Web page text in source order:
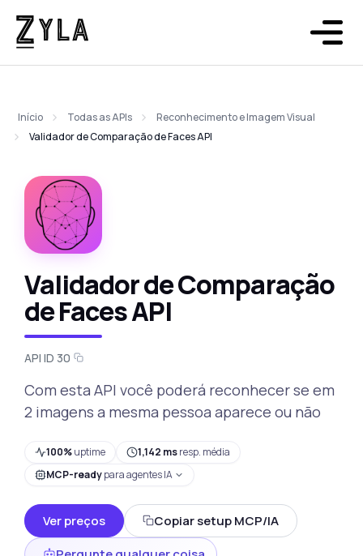
Início Todas as APIs
Reconhecimento e Imagem Visual
Validador de Comparação de Faces API
Validador de Comparação
de Faces API
API ID 30
Com esta API você poderá reconhecer se em
2 imagens a mesma pessoa aparece ou não
100%uptime 1,142 msresp. média
MCP-readypara agentes IA
Ver preços
Copiar setup MCP/IA